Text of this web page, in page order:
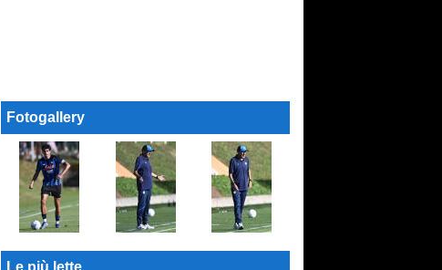
Fotogallery
Le più lette